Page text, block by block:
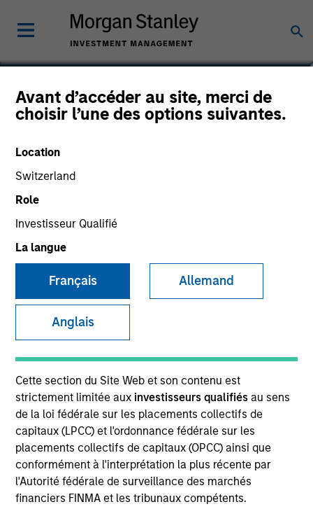
Avant d’accéder au site, merci de
choisir l’une des options suivantes.
Location
Switzerland
Role
Investisseur Qualifié
La langue
Français Allemand
Anglais
Cette section du Site Web et son contenu est
strictement limitée aux investisseurs qualifiésau sens
de la loi fédérale sur les placements collectifs de
capitaux (LPCC) et l'ordonnance fédérale sur les
placements collectifs de capitaux (OPCC) ainsi que
conformément à l'interprétation la plus récente par
l'Autorité fédérale de surveillance des marchés
financiers FINMA et les tribunaux compétents.
John Klopp
Chairman of Global Real Assets
YEARS OF INDUSTRY EXPERIENCE
45 Years